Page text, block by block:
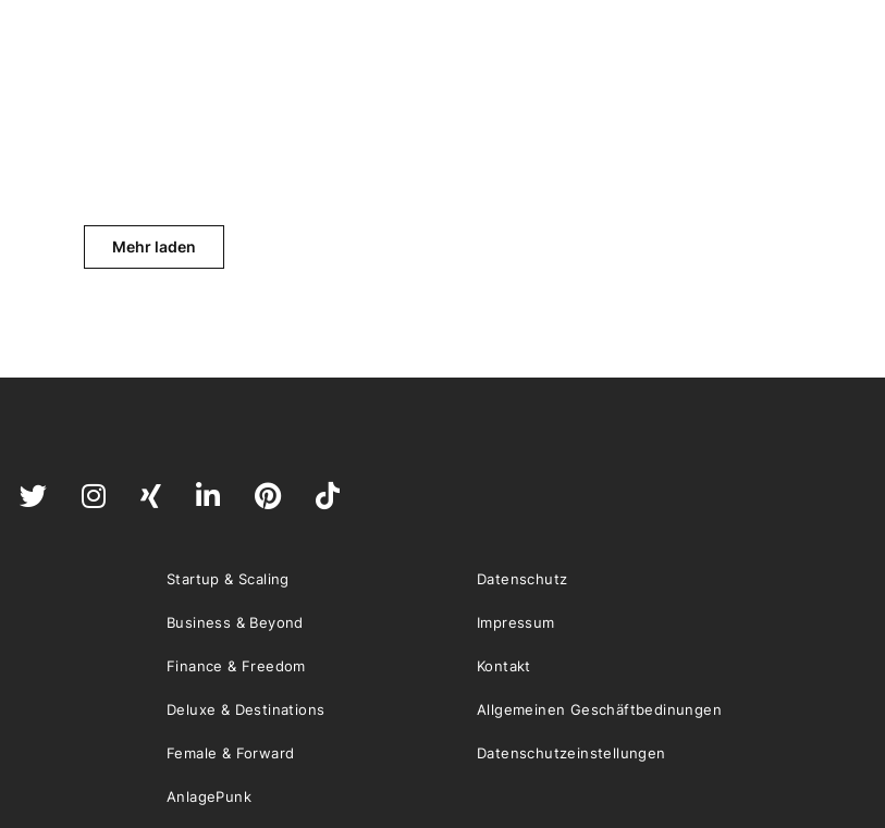
Mehr laden
Startup & Scaling
Business & Beyond
Finance & Freedom
Deluxe & Destinations
Female & Forward
AnlagePunk
Datenschutz
Impressum
Kontakt
Allgemeinen Geschäftbedinungen
Datenschutzeinstellungen